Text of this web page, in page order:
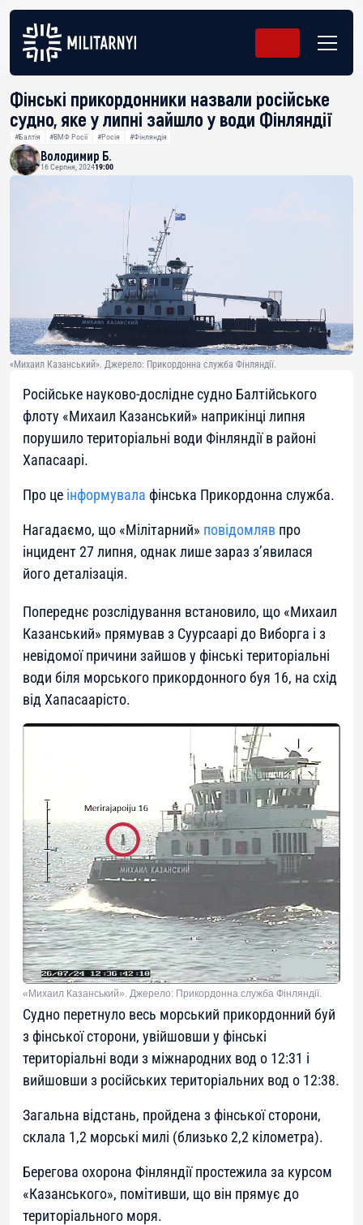
Фінські прикордонники назвали російське
судно, яке у липні зайшло у води Фінляндії
#Балтія #ВМФ Росії #Росія #Фінляндія
Володимир Б.
16 Серпня, 202419:00
«Михаил Казанський». Джерело: Прикордонна служба Фінляндії.
Російське науково-дослідне судно Балтійського
флоту «Михаил Казанський» наприкінці липня
порушило територіальні води Фінляндії в районі
Хапасаарі.
Про це інформувала фінська Прикордонна служба.
Нагадаємо, що «Мілітарний» повідомляв про
інцидент 27 липня, однак лише зараз з’явилася
його деталізація.
Попереднє розслідування встановило, що «Михаил
Казанський» прямував з Суурсаарі до Виборга і з
невідомої причини зайшов у фінські територіальні
води біля морського прикордонного буя 16, на схід
від Хапасаарісто.
«Михаил Казанський». Джерело: Прикордонна служба Фінляндії.
Судно перетнуло весь морський прикордонний буй
з фінської сторони, увійшовши у фінські
територіальні води з міжнародних вод о 12:31 і
вийшовши з російських територіальних вод о 12:38.
Загальна відстань, пройдена з фінської сторони,
склала 1,2 морські милі (близько 2,2 кілометра).
Берегова охорона Фінляндії простежила за курсом
«Казанського», помітивши, що він прямує до
територіального моря.